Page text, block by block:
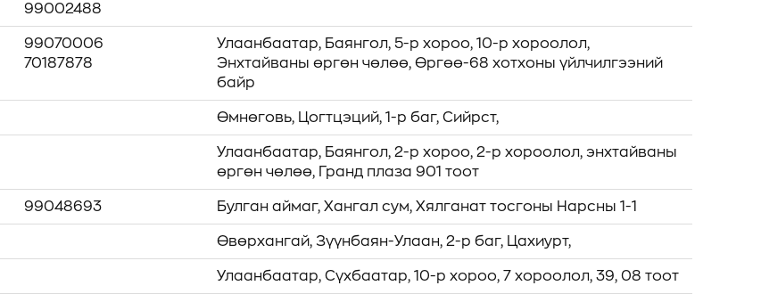
99002488
99070006
70187878
Улаанбаатар, Баянгол, 5-р хороо, 10-р хороолол,
Энхтайваны өргөн чөлөө, Өргөө-68 хотхоны үйлчилгээний
байр
Өмнөговь, Цогтцэций, 1-р баг, Сийрст,
Улаанбаатар, Баянгол, 2-р хороо, 2-р хороолол, энхтайваны
өргөн чөлөө, Гранд плаза 901 тоот
99048693 Булган аймаг, Хангал сум, Хялганат тосгоны Нарсны 1-1
Өвөрхангай, Зүүнбаян-Улаан, 2-р баг, Цахиурт,
Улаанбаатар, Сүхбаатар, 10-р хороо, 7 хороолол, 39, 08 тоот